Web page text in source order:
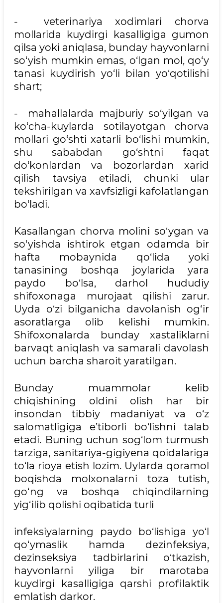
- veterinariya xodimlari chorva
mollarida kuydirgi kasalligiga gumon
qilsa yoki aniqlasa, bunday hayvonlarni
so‘yish mumkin emas, o‘lgan mol, qo‘y
tanasi kuydirish yo‘li bilan yo‘qotilishi
shart;
- mahallalarda majburiy so‘yilgan va
ko‘cha-kuylarda sotilayotgan chorva
mollari go‘shti xatarli bo‘lishi mumkin,
shu sababdan go‘shtni faqat
do‘konlardan va bozorlardan xarid
qilish tavsiya etiladi, chunki ular
tekshirilgan va xavfsizligi kafolatlangan
bo‘ladi.
Kasallangan chorva molini so‘ygan va
so‘yishda ishtirok etgan odamda bir
hafta mobaynida qo‘lida yoki
tanasining boshqa joylarida yara
paydo bo‘lsa, darhol hududiy
shifoxonaga murojaat qilishi zarur.
Uyda o‘zi bilganicha davolanish og‘ir
asoratlarga olib kelishi mumkin.
Shifoxonalarda bunday xastaliklarni
barvaqt aniqlash va samarali davolash
uchun barcha sharoit yaratilgan.
Bunday muammolar kelib
chiqishining oldini olish har bir
insondan tibbiy madaniyat va o‘z
salomatligiga e’tiborli bo‘lishni talab
etadi. Buning uchun sog‘lom turmush
tarziga, sanitariya-gigiyena qoidalariga
to‘la rioya etish lozim. Uylarda qoramol
boqishda molxonalarni toza tutish,
go‘ng va boshqa chiqindilarning
yig‘ilib qolishi oqibatida turli
infeksiyalarning paydo bo‘lishiga yo‘l
qo‘ymaslik hamda dezinfeksiya,
dezinseksiya tadbirlarini o‘tkazish,
hayvonlarni yiliga bir marotaba
kuydirgi kasalligiga qarshi profilaktik
emlatish darkor.